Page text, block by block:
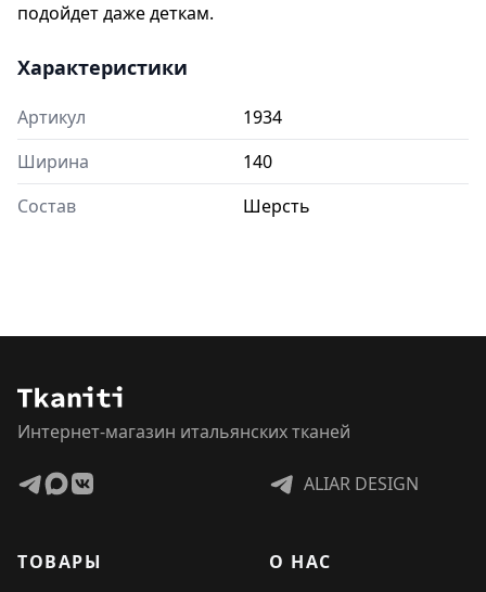
подойдет даже деткам.
Характеристики
Артикул
1934
Ширина
140
Состав
Шерсть
Интернет-магазин итальянских тканей
ALIAR DESIGN
ТОВАРЫ
О НАС